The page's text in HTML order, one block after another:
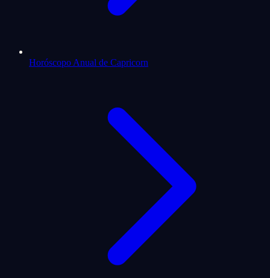
Horóscopo Anual de Capricorn